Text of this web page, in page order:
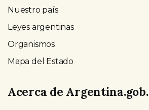
Nuestro país
Leyes argentinas
Organismos
Mapa del Estado
Acerca de